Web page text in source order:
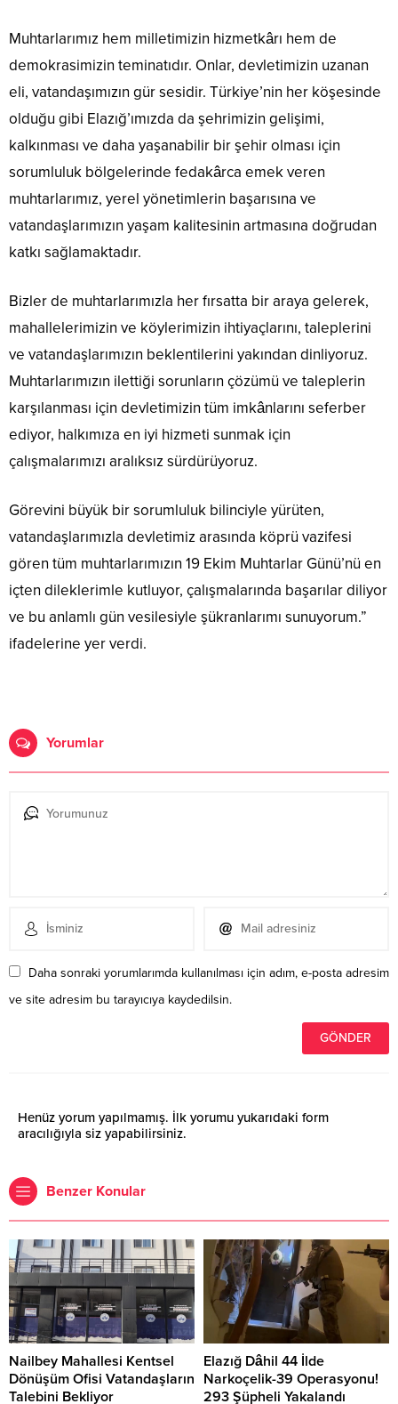
Muhtarlarımız hem milletimizin hizmetkârı hem de
demokrasimizin teminatıdır. Onlar, devletimizin uzanan
eli, vatandaşımızın gür sesidir. Türkiye’nin her köşesinde
olduğu gibi Elazığ’ımızda da şehrimizin gelişimi,
kalkınması ve daha yaşanabilir bir şehir olması için
sorumluluk bölgelerinde fedakârca emek veren
muhtarlarımız, yerel yönetimlerin başarısına ve
vatandaşlarımızın yaşam kalitesinin artmasına doğrudan
katkı sağlamaktadır.
Bizler de muhtarlarımızla her fırsatta bir araya gelerek,
mahallelerimizin ve köylerimizin ihtiyaçlarını, taleplerini
ve vatandaşlarımızın beklentilerini yakından dinliyoruz.
Muhtarlarımızın ilettiği sorunların çözümü ve taleplerin
karşılanması için devletimizin tüm imkânlarını seferber
ediyor, halkımıza en iyi hizmeti sunmak için
çalışmalarımızı aralıksız sürdürüyoruz.
Görevini büyük bir sorumluluk bilinciyle yürüten,
vatandaşlarımızla devletimiz arasında köprü vazifesi
gören tüm muhtarlarımızın 19 Ekim Muhtarlar Günü’nü en
içten dileklerimle kutluyor, çalışmalarında başarılar diliyor
ve bu anlamlı gün vesilesiyle şükranlarımı sunuyorum.”
ifadelerine yer verdi.
Yorumlar
Daha sonraki yorumlarımda kullanılması için adım, e-posta adresim
ve site adresim bu tarayıcıya kaydedilsin.
Henüz yorum yapılmamış. İlk yorumu yukarıdaki form
aracılığıyla siz yapabilirsiniz.
Benzer Konular
Nailbey Mahallesi Kentsel
Dönüşüm Ofisi Vatandaşların
Talebini Bekliyor
Elazığ Dâhil 44 İlde
Narkoçelik-39 Operasyonu!
293 Şüpheli Yakalandı